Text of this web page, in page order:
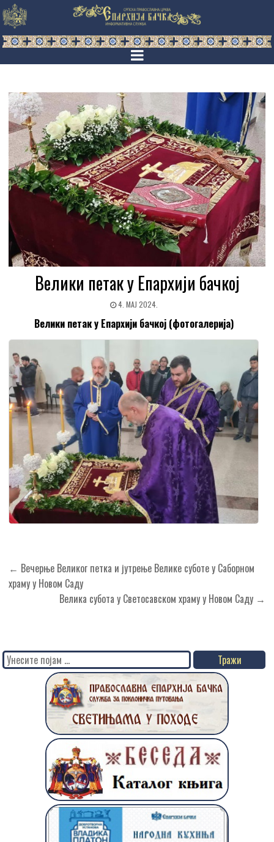
Велики петак у Епархији бачкој
4. МАЈ 2024.
Велики петак у Епархији бачкој (фотогалерија)
Кретање
чланка
← Вечерње Великог петка и јутрење Велике суботе у Саборном
храму у Новом Саду
Велика субота у Светосавском храму у Новом Саду →
Search
for: